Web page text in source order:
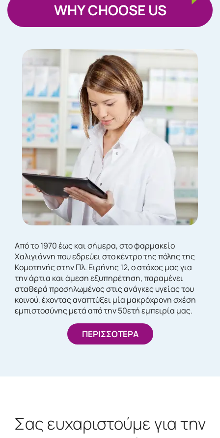
WHY CHOOSE US
Από το 1970 έως και σήμερα, στο φαρμακείο
Χαλιγιάννη που εδρεύει στο κέντρο της πόλης της
Κομοτηνής στην Πλ. Ειρήνης 12, ο στόχος μας για
την άρτια και άμεση εξυπηρέτηση, παραμένει
σταθερά προσηλωμένος στις ανάγκες υγείας του
κοινού, έχοντας αναπτύξει μία μακρόχρονη σχέση
εμπιστοσύνης μετά από την 50ετή εμπειρία μας.
ΠΕΡΙΣΣΟΤΕΡΑ
Σας ευχαριστούμε για την